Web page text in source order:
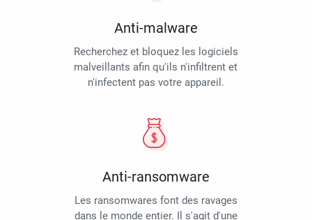
Anti-malware
Recherchez et bloquez les logiciels
malveillants afin qu'ils n'infiltrent et
n'infectent pas votre appareil.
Anti-ransomware
Les ransomwares font des ravages
dans le monde entier. Il s'agit d'une